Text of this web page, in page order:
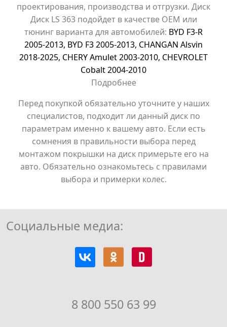
проектирования, производства и отгрузки. Диск
Диск LS 363 подойдет в качестве OEM или
тюнинг варианта для автомобилей: BYD F3-R
2005-2013, BYD F3 2005-2013, CHANGAN Alsvin
2018-2025, CHERY Amulet 2003-2010, CHEVROLET
Cobalt 2004-2010
Подробнее
Перед покупкой обязательно уточните у наших
специалистов, подходит ли данный диск по
параметрам именно к вашему авто. Если есть
сомнения в правильности выбора перед
монтажом покрышки на диск примерьте его на
авто. Обязательно ознакомьтесь с правилами
выбора и примерки колес.
8 800 550 63 99
Социальные медиа: